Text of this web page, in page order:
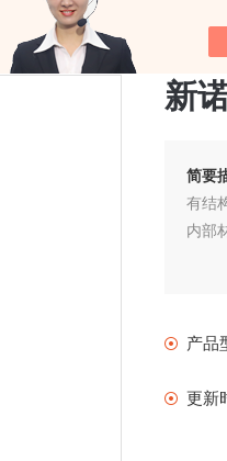
诺FKJ-D2N系列 电动款-纽扣
新
简要
有结
内部
产品
更新